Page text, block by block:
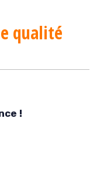
qualité
!